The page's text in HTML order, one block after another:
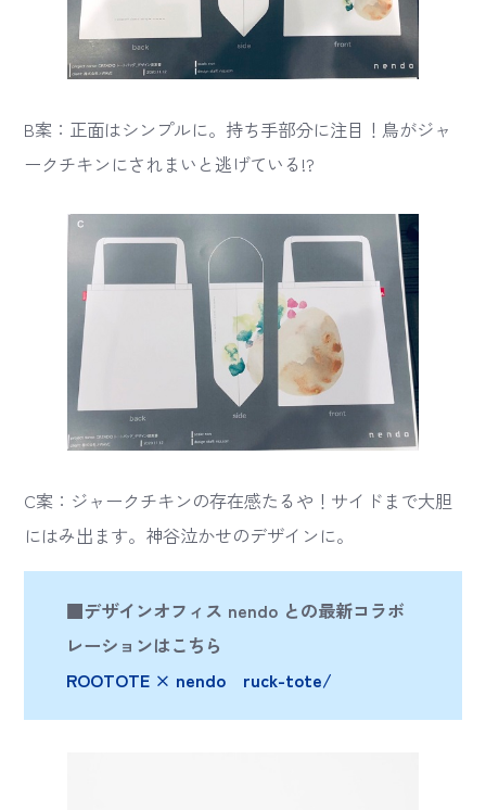
B案：正面はシンプルに。持ち手部分に注目！鳥がジャ
ークチキンにされまいと逃げている!?
C案：ジャークチキンの存在感たるや！サイドまで大胆
にはみ出ます。神谷泣かせのデザインに。
■デザインオフィス nendo との最新コラボ
レーションはこちら
ROOTOTE × nendo ruck-tote/